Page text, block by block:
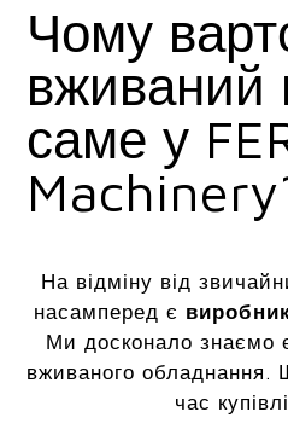
Чому
вживаний
саме у
На відміну від
насамперед є
Ми досконало знаємо
вживаного обладнання.
час